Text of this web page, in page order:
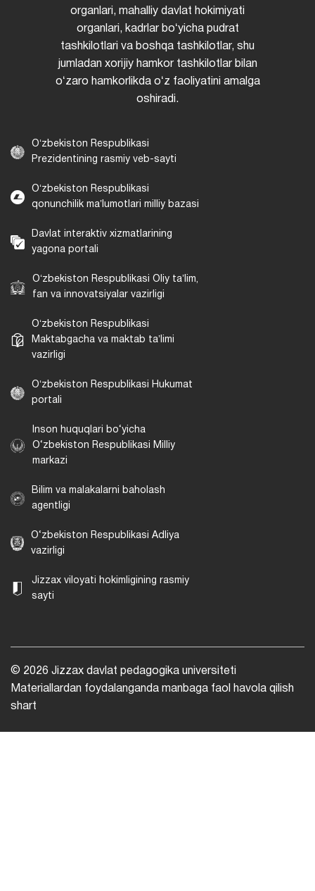
organlari, mahalliy davlat hokimiyati
organlari, kadrlar boʻyicha pudrat
tashkilotlari va boshqa tashkilotlar, shu
jumladan xorijiy hamkor tashkilotlar bilan
oʻzaro hamkorlikda oʻz faoliyatini amalga
oshiradi.
Oʻzbekiston Respublikasi
Prezidentining rasmiy veb-sayti
Oʻzbekiston Respublikasi
qonunchilik maʼlumotlari milliy bazasi
Davlat interaktiv xizmatlarining
yagona portali
Oʻzbekiston Respublikasi Oliy taʼlim,
fan va innovatsiyalar vazirligi
Oʻzbekiston Respublikasi
Maktabgacha va maktab taʼlimi
vazirligi
Oʻzbekiston Respublikasi Hukumat
portali
Inson huquqlari bo‘yicha
O‘zbekiston Respublikasi Milliy
markazi
Bilim va malakalarni baholash
agentligi
O‘zbekiston Respublikasi Adliya
vazirligi
Jizzax viloyati hokimligining rasmiy
sayti
© 2026 Jizzax davlat pedagogika universiteti
Materiallardan foydalanganda manbaga faol havola qilish
shart